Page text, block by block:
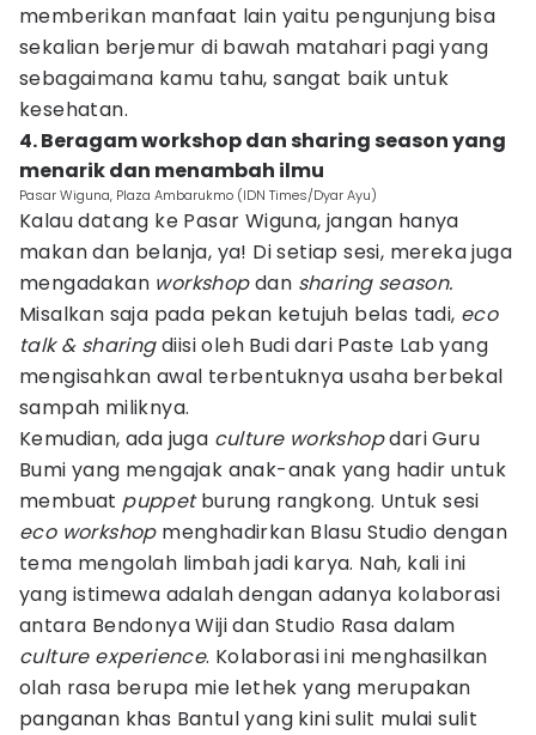
memberikan manfaat lain yaitu pengunjung bisa
sekalian berjemur di bawah matahari pagi yang
sebagaimana kamu tahu, sangat baik untuk
kesehatan.
4. Beragam workshop dan sharing season yang
menarik dan menambah ilmu
Pasar Wiguna, Plaza Ambarukmo (IDN Times/Dyar Ayu)
Kalau datang ke Pasar Wiguna, jangan hanya
makan dan belanja, ya! Di setiap sesi, mereka juga
mengadakan workshopdan sharing season.
Misalkan saja pada pekan ketujuh belas tadi, eco
talk & sharingdiisi oleh Budi dari Paste Lab yang
mengisahkan awal terbentuknya usaha berbekal
sampah miliknya.
Kemudian, ada juga culture workshopdari Guru
Bumi yang mengajak anak-anak yang hadir untuk
membuat puppetburung rangkong. Untuk sesi
eco workshopmenghadirkan Blasu Studio dengan
tema mengolah limbah jadi karya. Nah, kali ini
yang istimewa adalah dengan adanya kolaborasi
antara Bendonya Wiji dan Studio Rasa dalam
culture experience. Kolaborasi ini menghasilkan
olah rasa berupa mie lethek yang merupakan
panganan khas Bantul yang kini sulit mulai sulit